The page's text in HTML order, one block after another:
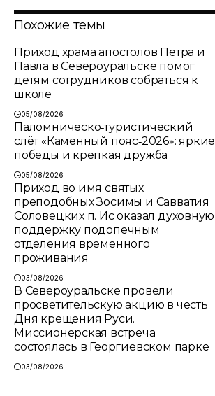
Похожие темы
Приход храма апостолов Петра и
Павла в Североуральске помог
детям сотрудников собраться к
школе
05/08/2026
Паломническо‑туристический
слёт «Каменный пояс‑2026»: яркие
победы и крепкая дружба
05/08/2026
Приход во имя святых
преподобных Зосимы и Савватия
Соловецких п. Ис оказал духовную
поддержку подопечным
отделения временного
проживания
03/08/2026
В Североуральске провели
просветительскую акцию в честь
Дня крещения Руси.
Миссионерская встреча
состоялась в Георгиевском парке
03/08/2026